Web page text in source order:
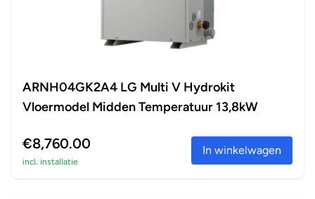
ARNH04GK2A4 LG Multi V Hydrokit
Vloermodel Midden Temperatuur 13,8kW
€8,760.00
incl. installatie
In winkelwagen